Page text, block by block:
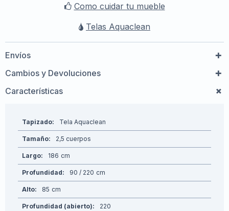
Como cuidar tu mueble
Telas Aquaclean
Envíos
Cambios y Devoluciones
Características
Tapizado Tela Aquaclean
Tamaño 2,5 cuerpos
Largo 186
Profundidad 90 / 220
Alto 85
Profundidad (abierto) 220